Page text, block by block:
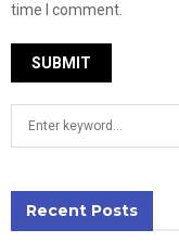
time I comment.
h
Recent Posts